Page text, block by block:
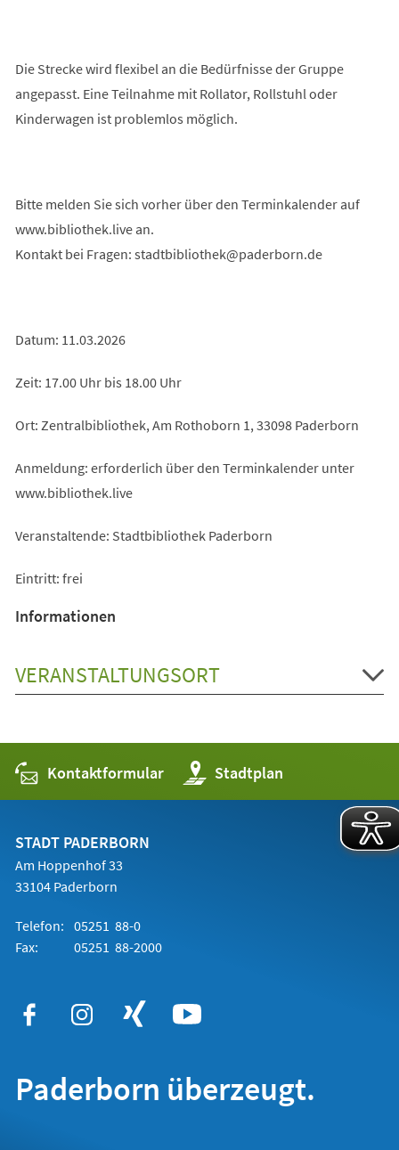
Die Strecke wird flexibel an die Bedürfnisse der Gruppe
angepasst. Eine Teilnahme mit Rollator, Rollstuhl oder
Kinderwagen ist problemlos möglich.
Bitte melden Sie sich vorher über den Terminkalender auf
www.bibliothek.live an.
Kontakt bei Fragen: stadtbibliothek paderborn de
Datum: 11.03.2026
Zeit: 17.00 Uhr bis 18.00 Uhr
Ort: Zentralbibliothek, Am Rothoborn 1, 33098 Paderborn
Anmeldung: erforderlich über den Terminkalender unter
www.bibliothek.live
Veranstaltende: Stadtbibliothek Paderborn
Eintritt: frei
Informationen
VERANSTALTUNGSORT
Kontaktformular Stadtplan
(Öffnet
in
einem
STADT PADERBORN
Am Hoppenhof 33
33104 Paderborn
Telefon: 05251 88-0
Fax:
05251 88-2000
Paderborn überzeugt.